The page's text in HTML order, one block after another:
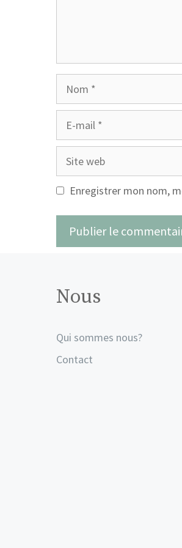
Site
Enregistrer mon nom,
Nous
Qui sommes nous?
Contact